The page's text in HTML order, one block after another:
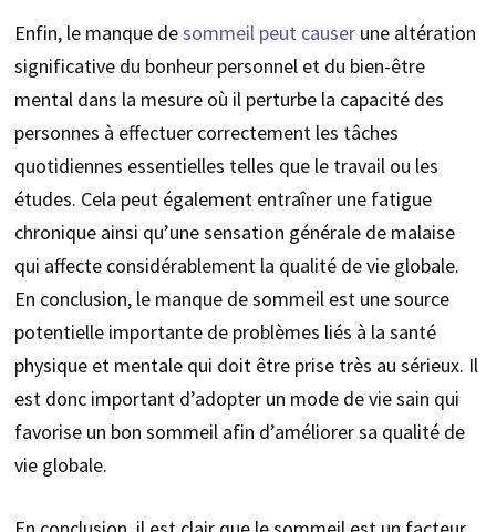
Enfin, le manque desommeil peut causerune altération
significative du bonheur personnel et du bien-être
mental dans la mesure où il perturbe la capacité des
personnes à effectuer correctement les tâches
quotidiennes essentielles telles que le travail ou les
études. Cela peut également entraîner une fatigue
chronique ainsi qu’une sensation générale de malaise
qui affecte considérablement la qualité de vie globale.
En conclusion, le manque de sommeil est une source
potentielle importante de problèmes liés à la santé
physique et mentale qui doit être prise très au sérieux. Il
est donc important d’adopter un mode de vie sain qui
favorise un bon sommeil afin d’améliorer sa qualité de
vie globale.